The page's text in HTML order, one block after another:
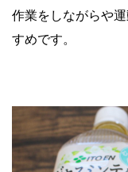
作業をしながらや
すめです。